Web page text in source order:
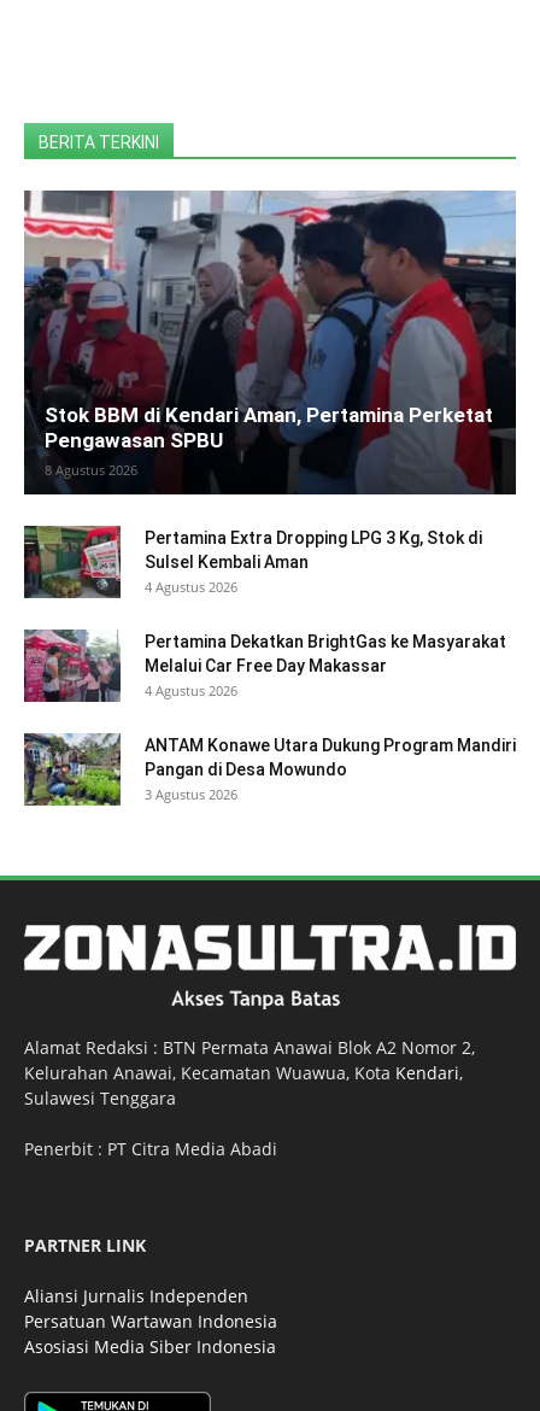
BERITA TERKINI
Stok BBM di Kendari Aman, Pertamina Perketat
Pengawasan SPBU
8 Agustus 2026
Pertamina Extra Dropping LPG 3 Kg, Stok di
Sulsel Kembali Aman
4 Agustus 2026
Pertamina Dekatkan BrightGas ke Masyarakat
Melalui Car Free Day Makassar
4 Agustus 2026
ANTAM Konawe Utara Dukung Program Mandiri
Pangan di Desa Mowundo
3 Agustus 2026
Alamat Redaksi : BTN Permata Anawai Blok A2 Nomor 2,
Kelurahan Anawai, Kecamatan Wuawua, Kota Kendari,
Sulawesi Tenggara
Penerbit : PT Citra Media Abadi
PARTNER LINK
Aliansi Jurnalis Independen
Persatuan Wartawan Indonesia
Asosiasi Media Siber Indonesia